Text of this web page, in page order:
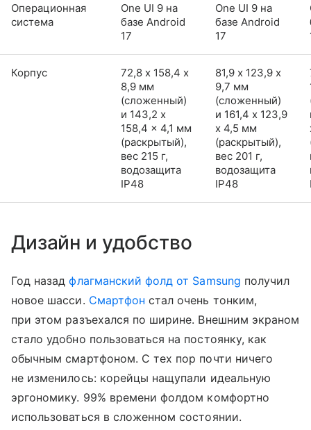
Операционная
система
One UI 9 на
базе Android
17
One UI 9 на
базе Android
17
Корпус
72,8 х 158,4 х
8,9 мм
(сложенный)
и 143,2 x
158,4 x 4,1 мм
(раскрытый),
вес 215 г,
водозащита
IP48
81,9 х 123,9 х
9,7 мм
(сложенный)
и 161,4 x 123,9
x 4,5 мм
(раскрытый),
вес 201 г,
водозащита
IP48
Дизайн и удобство
Год назадфлагманский фолд от Samsung получил
новое шасси. Смартфон стал очень тонким,
при этом разъехался по ширине. Внешним экраном
стало удобно пользоваться на постоянку, как
обычным смартфоном. С тех пор почти ничего
не изменилось: корейцы нащупали идеальную
эргономику. 99% времени фолдом комфортно
использоваться в сложенном состоянии.